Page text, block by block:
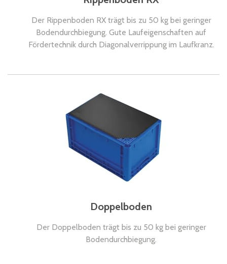
Der Rippenboden RX trägt bis zu 50 kg bei geringer
Bodendurchbiegung. Gute Laufeigenschaften auf
Fördertechnik durch Diagonalverrippung im Laufkranz.
Doppelboden
Der Doppelboden trägt bis zu 50 kg bei geringer
Bodendurchbiegung.